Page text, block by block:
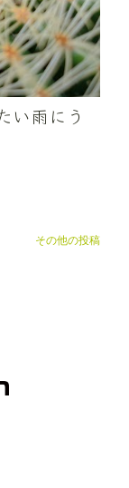
い雨にう
その他の投稿